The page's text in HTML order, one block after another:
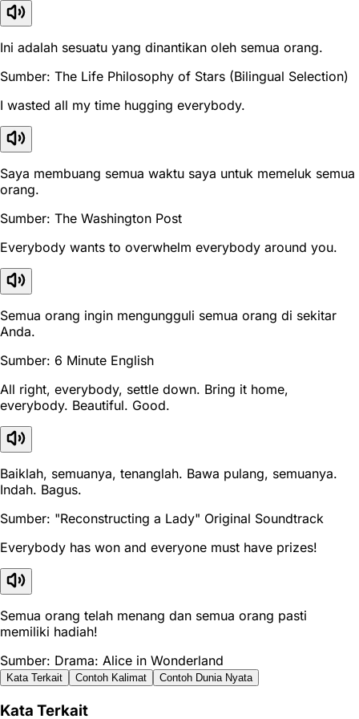
Ini adalah sesuatu yang dinantikan oleh semua orang.
Sumber: The Life Philosophy of Stars (Bilingual Selection)
I wasted all my time hugging everybody.
Saya membuang semua waktu saya untuk memeluk semua
orang.
Sumber: The Washington Post
Everybody wants to overwhelm everybody around you.
Semua orang ingin mengungguli semua orang di sekitar
Anda.
Sumber: 6 Minute English
All right, everybody, settle down. Bring it home,
everybody. Beautiful. Good.
Baiklah, semuanya, tenanglah. Bawa pulang, semuanya.
Indah. Bagus.
Sumber: "Reconstructing a Lady" Original Soundtrack
Everybody has won and everyone must have prizes!
Semua orang telah menang dan semua orang pasti
memiliki hadiah!
Sumber: Drama: Alice in Wonderland
Kata Terkait Contoh Kalimat Contoh Dunia Nyata
Kata Terkait